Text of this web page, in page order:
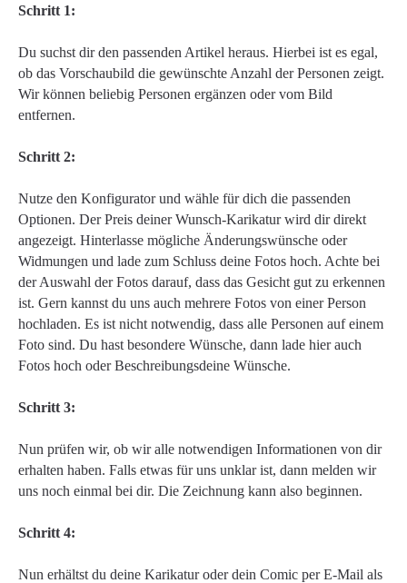
Schritt 1:
Du suchst dir den passenden Artikel heraus. Hierbei ist es egal,
ob das Vorschaubild die gewünschte Anzahl der Personen zeigt.
Wir können beliebig Personen ergänzen oder vom Bild
entfernen.
Schritt 2:
Nutze den Konfigurator und wähle für dich die passenden
Optionen. Der Preis deiner Wunsch-Karikatur wird dir direkt
angezeigt. Hinterlasse mögliche Änderungswünsche oder
Widmungen und lade zum Schluss deine Fotos hoch. Achte bei
der Auswahl der Fotos darauf, dass das Gesicht gut zu erkennen
ist. Gern kannst du uns auch mehrere Fotos von einer Person
hochladen. Es ist nicht notwendig, dass alle Personen auf einem
Foto sind. Du hast besondere Wünsche, dann lade hier auch
Fotos hoch oder Beschreibungsdeine Wünsche.
Schritt 3:
Nun prüfen wir, ob wir alle notwendigen Informationen von dir
erhalten haben. Falls etwas für uns unklar ist, dann melden wir
uns noch einmal bei dir. Die Zeichnung kann also beginnen.
Schritt 4:
Nun erhältst du deine Karikatur oder dein Comic per E-Mail als